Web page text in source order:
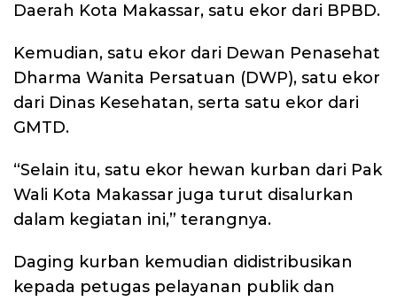
Daerah Kota Makassar, satu ekor dari BPBD.
Kemudian, satu ekor dari Dewan Penasehat
Dharma Wanita Persatuan (DWP), satu ekor
dari Dinas Kesehatan, serta satu ekor dari
GMTD.
“Selain itu, satu ekor hewan kurban dari Pak
Wali Kota Makassar juga turut disalurkan
dalam kegiatan ini,” terangnya.
Daging kurban kemudian didistribusikan
kepada petugas pelayanan publik dan